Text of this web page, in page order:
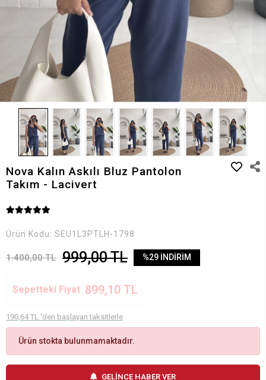
Nova Kalın Askılı Bluz Pantolon
Takım - Lacivert
Ürün Kodu: SEU1L3PTLH-1798
1.400,00 TL 999,00 TL %29 İNDİRİM
Sepetteki Fiyat 899,10 TL
190,64 TL 'den başlayan taksitlerle
Ürün stokta bulunmamaktadır.
GELİNCE HABER VER